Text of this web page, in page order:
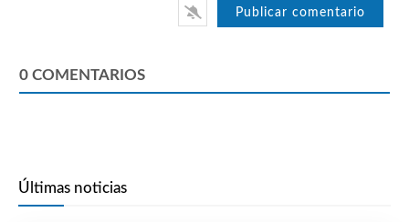
0 COMENTARIOS
Últimas noticias